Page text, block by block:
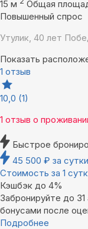
15 м Общая
Повышенный спрос
Утулик, 40 лет
Показать
1 отзыв
10,0 (1)
1 отзыв о
Быстрое
45 500 ₽ за сутки
Стоимость за 1
Кэшбэк до 4%
Забронируйте до
бонусами после
Подробнее